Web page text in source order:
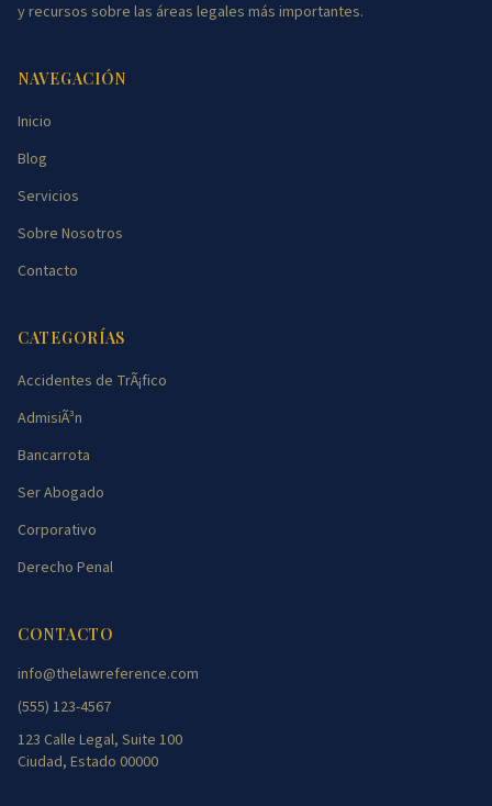
y recursos sobre las áreas legales más importantes.
NAVEGACIÓN
Inicio
Blog
Servicios
Sobre Nosotros
Contacto
CATEGORÍAS
Accidentes de TrÃ¡fico
AdmisiÃ³n
Bancarrota
Ser Abogado
Corporativo
Derecho Penal
CONTACTO
info@thelawreference.com
(555) 123-4567
123 Calle Legal, Suite 100
Ciudad, Estado 00000